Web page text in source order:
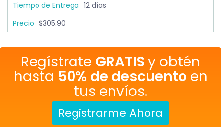
12 días
$305.90
Regístrate GRATIS y obtén
hasta 50% de descuento en
tus envíos.
Registrarme Ahora